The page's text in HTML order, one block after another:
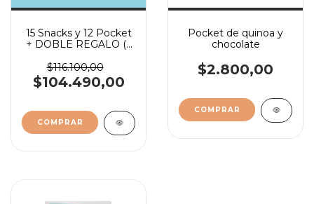
15 Snacks y 12 Pocket
+ DOBLE REGALO (a
$116.100,00
$104.490,00
COMPRAR
Pocket de quinoa y
chocolate
$2.800,00